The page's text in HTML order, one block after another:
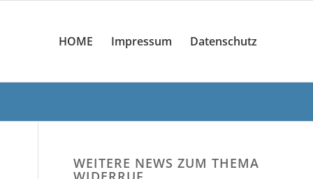
HOME Impressum Datenschutz
WEITERE NEWS ZUM THEMA